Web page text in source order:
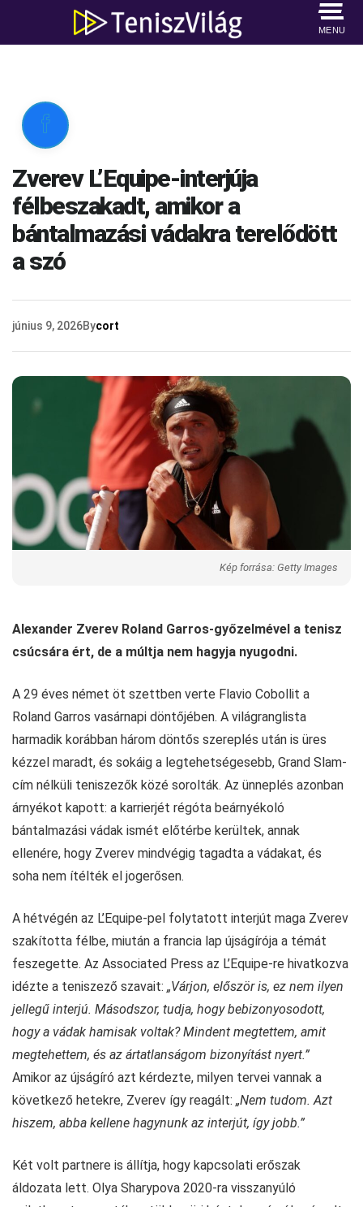
MENU

Zverev L’Equipe-interjúja
félbeszakadt, amikor a
bántalmazási vádakra terelődött
a szó
június 9, 2026Bycort
Kép forrása: Getty Images
Alexander Zverev Roland Garros-győzelmével a tenisz
csúcsára ért, de a múltja nem hagyja nyugodni.
A 29 éves német öt szettben verte Flavio Cobollit a
Roland Garros vasárnapi döntőjében. A világranglista
harmadik korábban három döntős szereplés után is üres
kézzel maradt, és sokáig a legtehetségesebb, Grand Slam-
cím nélküli teniszezők közé sorolták. Az ünneplés azonban
árnyékot kapott: a karrierjét régóta beárnyékoló
bántalmazási vádak ismét előtérbe kerültek, annak
ellenére, hogy Zverev mindvégig tagadta a vádakat, és
soha nem ítélték el jogerősen.
A hétvégén az L’Equipe-pel folytatott interjút maga Zverev
szakította félbe, miután a francia lap újságírója a témát
feszegette. Az Associated Press az L’Equipe-re hivatkozva
idézte a teniszező szavait: „Várjon, először is, ez nem ilyen
jellegű interjú. Másodszor, tudja, hogy bebizonyosodott,
hogy a vádak hamisak voltak? Mindent megtettem, amit
megtehettem, és az ártatlanságom bizonyítást nyert.”
Amikor az újságíró azt kérdezte, milyen tervei vannak a
következő hetekre, Zverev így reagált: „Nem tudom. Azt
hiszem, abba kellene hagynunk az interjút, így jobb.”
Két volt partnere is állítja, hogy kapcsolati erőszak
áldozata lett. Olya Sharypova 2020-ra visszanyúló